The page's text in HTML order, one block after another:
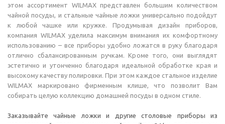
этом ассортимент WILMAX представлен большим количеством
чайной посуды, и стальные чайные ложки универсально подойдут
к любой чашке или кружке. Продумывая дизайн приборов,
компания WILMAX уделила максимум внимания их комфортному
использованию – все приборы удобно ложатся в руку благодаря
отлично сбалансированным ручкам. Кроме того, они выглядят
эстетично и утонченно благодаря идеальной обработке края и
высокому качеству полировки. При этом каждое стальное изделие
WILMAX маркировано фирменным клише, что позволит Вам
собирать целую коллекцию домашней посуды в одном стиле.
Заказывайте чайные ложки и другие столовые приборы из